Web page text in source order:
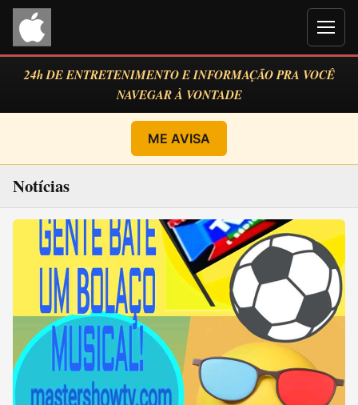
24h DE ENTRETENIMENTO E INFORMAÇÃO PRA VOCÊ
NAVEGAR À VONTADE
ME AVISA
Notícias